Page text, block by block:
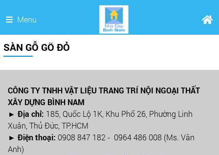
Menu
SÀN GỖ GÕ ĐỎ
CÔNG TY TNHH VẬT LIỆU TRANG TRÍ NỘI NGOẠI THẤT
XÂY DỰNG BÌNH NAM
► Địa chỉ: 185, Quốc Lộ 1K, Khu Phố 26, Phường Linh
Xuân, Thủ Đức, TP.HCM
►Điện thoại: 0908 847 182 - 0964 486 008 (Ms. Vân
Anh)